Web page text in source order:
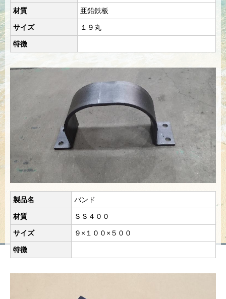
材質 亜鉛鉄板
サイズ １９丸
特徴
製品名 バンド
材質 ＳＳ４００
サイズ ９×１００×５００
特徴